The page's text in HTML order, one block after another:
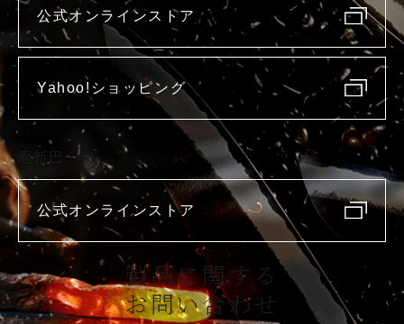
公式オンラインストア
Yahoo!ショッピング
庖斬巴
公式オンラインストア
製品に関する
お問い合わせ